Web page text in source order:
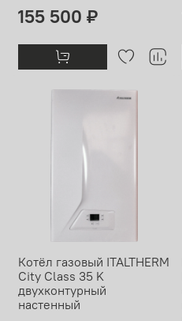
155 500 ₽
Котёл газовый ITALTHERM
City Class 35 K
двухконтурный
настенный